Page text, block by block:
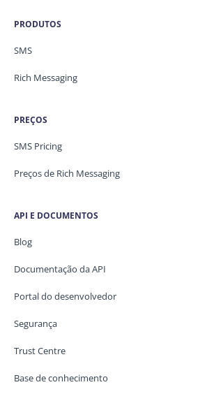
PRODUTOS
SMS
Rich Messaging
PREÇOS
SMS Pricing
Preços de Rich Messaging
API E DOCUMENTOS
Blog
Documentação da API
Portal do desenvolvedor
Segurança
Trust Centre
Base de conhecimento